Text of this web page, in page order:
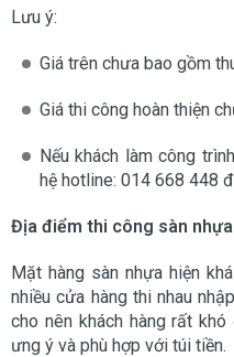
Lưu ý:
Giá trên chưa bao gồm
Giá thi công hoàn thiện
Nếu khách làm công
hệ hotline: 014 668 448
Địa điểm thi công sàn
Mặt hàng sàn nhựa hiện
nhiều cửa hàng thi nhau
cho nên khách hàng rất
ưng ý và phù hợp với túi tiền.